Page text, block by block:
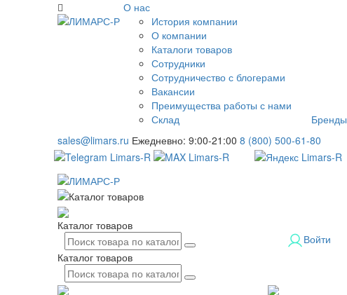
О нас
История компании
О компании
Каталоги товаров
Сотрудники
Сотрудничество с блогерами
Вакансии
Преимущества работы с нами
Склад
Бренды
sales@limars.ru Ежедневно: 9:00-21:00 8 (800) 500-61-80
Каталог товаров
Войти
Каталог товаров